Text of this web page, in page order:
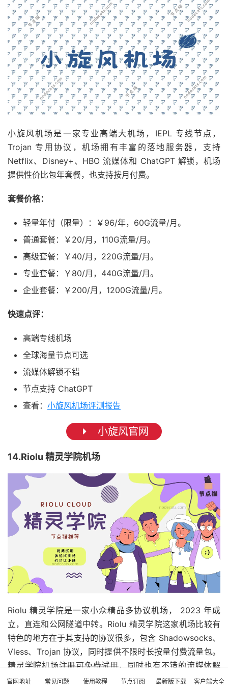
小旋风机场是一家专业高端大机场，IEPL 专线节点，
Trojan 专用协议，机场拥有丰富的落地服务器，支持
Netflix、Disney+、HBO 流媒体和 ChatGPT 解锁，机场
提供性价比包年套餐，也支持按月付费。
套餐价格：
轻量年付（限量）：￥96/年，60G流量/月。
普通套餐：￥20/月，110G流量/月。
高级套餐：￥40/月，220G流量/月。
专业套餐：￥80/月，440G流量/月。
企业套餐：￥200/月，1200G流量/月。
快速点评：
高端专线机场
全球海量节点可选
流媒体解锁不错
节点支持 ChatGPT
查看： 小旋风机场评测报告
小旋风官网
14.Riolu 精灵学院机场
Riolu 精灵学院是一家小众精品多协议机场， 2023 年成
立，直连和公网隧道中转。Riolu 精灵学院这家机场比较有
特色的地方在于其支持的协议很多，包含 Shadowsocks、
Vless、Trojan 协议，同时提供不限时长按量付费流量包。
精灵学院机场注册可免费试用，同时也有不错的流媒体解
锁，性价比很高。新用户可用 95 折优惠码，季付及以上适
官网地址 常见问题 使用教程 节点订阅 最新版下载 客户端大全